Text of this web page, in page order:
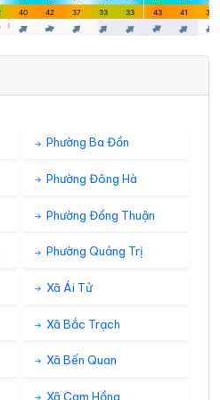
Phường Ba Đồn
Phường Đông Hà
Phường Đồng Thuận
Phường Quảng Trị
Xã Ái Tử
Xã Bắc Trạch
Xã Bến Quan
Xã Cam Hồng